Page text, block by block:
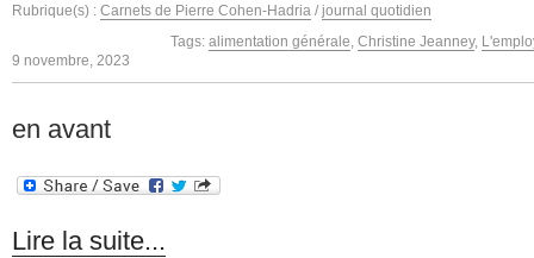
Rubrique(s) : Carnets de Pierre Cohen-Hadria / journal quotidien
Tags: alimentation générale Christine Jeanney,
9 novembre, 2023
en avant
Lire la suite...